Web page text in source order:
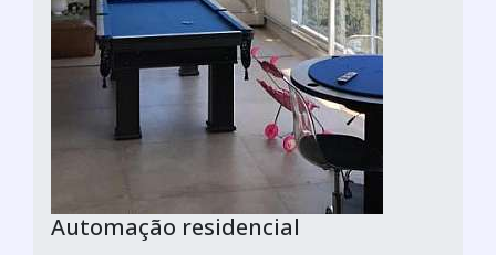
Automação residencial